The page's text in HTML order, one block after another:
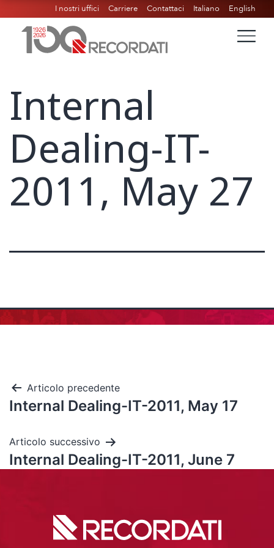
I nostri uffici Carriere Contattaci Italiano English
Internal
Dealing-IT-
2011, May 27
Articolo precedente
Internal Dealing-IT-2011, May 17
Articolo successivo
Internal Dealing-IT-2011, June 7